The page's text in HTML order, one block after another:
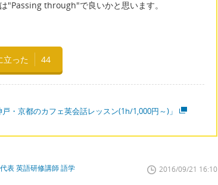
through"で良いかと思います。
立った 44
戸・京都のカフェ英会話レッスン(1h/1,000円～)」
表 英語研修講師 語学
2016/09/21 16:10